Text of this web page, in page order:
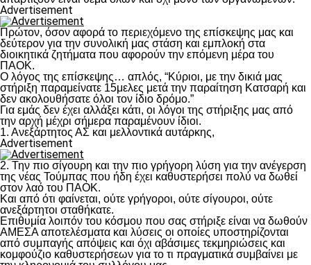
Advertisement
Πρώτον, όσον αφορά το περιεχόμενο της επίσκεψης μας και
δεύτερον για την συνολική μας στάση και εμπλοκή στα
διοικητικά ζητήματα που αφορούν την επόμενη μέρα του
ΠΑΟΚ.
Ο λόγος της επίσκεψης… απλός, “Κύριοι, με την δικιά μας
στήριξη παραμείνατε 15μελες μετά την παραίτηση Κατσαρή και
δεν ακολουθήσατε όλοι τον ίδιο δρόμο.”
Για εμάς δεν έχει αλλάξει κάτι, οι λόγοι της στήριξης μας από
την αρχή μέχρι σήμερα παραμένουν ίδιοι.
1. Ανεξάρτητος ΑΣ και μελλοντικά αυτάρκης,
Advertisement
2. Την πιο σίγουρη και την πιο γρήγορη λύση για την ανέγερση
της νέας Τούμπας που ήδη έχει καθυστερήσει πολύ να δωθεί
στον λαό του ΠΑΟΚ.
Και από ότι φαίνεται, ούτε γρήγοροι, ούτε σίγουροι, ούτε
ανεξάρτητοι σταθήκατε.
Επιθυμία λοιπόν του κόσμου που σας στήριξε είναι να δωθούν
ΑΜΕΣΑ αποτελέσματα και λύσεις οι οποίες υποστηρίζονται
από συμπαγής απόψεις και όχι αβάσιμες τεκμηριώσεις και
κομφούζιο καθυστερήσεων για το τι πραγματικά συμβαίνει με